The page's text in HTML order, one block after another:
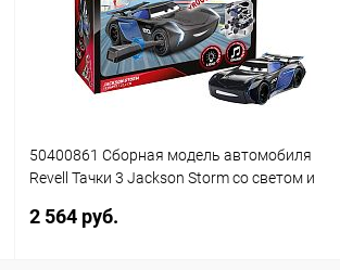
50400861 Сборная модель автомобиля
Revell Тачки 3 Jackson Storm со светом и
2 564 руб.